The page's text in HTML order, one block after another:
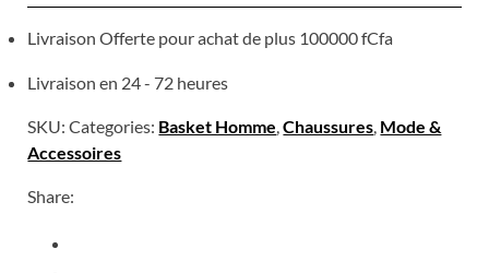
Livraison Offerte pour achat de plus 100000 fCfa
Livraison en 24 - 72 heures
SKU:Categories: Basket Homme ,Chaussures Mode &
Accessoires
Share: